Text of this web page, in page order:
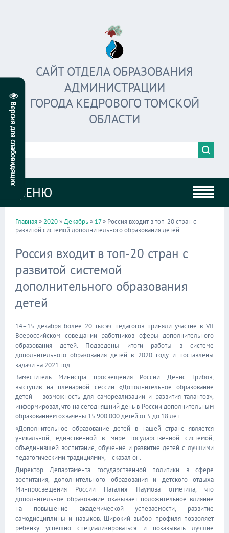
САЙТ ОТДЕЛА ОБРАЗОВАНИЯ
АДМИНИСТРАЦИИ
ГОРОДА КЕДРОВОГО ТОМСКОЙ
ОБЛАСТИ
МЕНЮ
Главная» 2020»Декабрь» 17» Россия входит в топ-20 стран с
развитой системой дополнительного образования детей
Россия входит в топ-20 стран с
развитой системой
дополнительного образования
детей
14–15 декабря более 20 тысяч педагогов приняли участие в VII
Всероссийском совещании работников сферы дополнительного
образования детей. Подведены итоги работы в системе
дополнительного образования детей в 2020 году и поставлены
задачи на 2021 год.
Заместитель Министра просвещения России Денис Грибов,
выступив на пленарной сессии «Дополнительное образование
детей – возможность для самореализации и развития талантов»,
информировал, что на сегодняшний день в России дополнительным
образованием охвачены 15 900 000 детей от 5 до 18 лет.
«Дополнительное образование детей в нашей стране является
уникальной, единственной в мире государственной системой,
объединившей воспитание, обучение и развитие детей с лучшими
педагогическими традициями», – сказал он.
Директор Департамента государственной политики в сфере
воспитания, дополнительного образования и детского отдыха
Минпросвещения России Наталия Наумова отметила, что
дополнительное образование оказывает положительное влияние
на повышение академической успеваемости, развитие
самодисциплины и навыков. Широкий выбор профиля позволяет
ребёнку успешно специализироваться и показывать лучшие